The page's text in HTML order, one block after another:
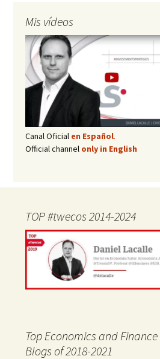
Mis vídeos
Canal Oficial en Español.
Official channel only in English
TOP #twecos 2014-2024
Top Economics and Finance
Blogs of 2018-2021